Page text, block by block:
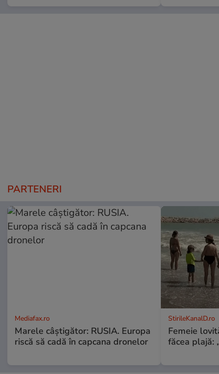
PARTENERI
Mediafax.ro
Marele câștigător: RUSIA. Europa
riscă să cadă în capcana dronelor
StirileKanalD.ro
Femeie
făcea plajă: